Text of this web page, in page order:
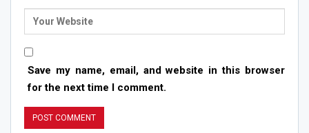
Save my name, email, and website in this browser
for the next time I comment.